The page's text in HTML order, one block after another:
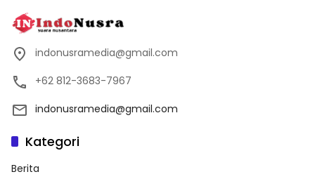
indonusramedia@gmail.com
+62 812-3683-7967
indonusramedia@gmail.com
Kategori
Berita